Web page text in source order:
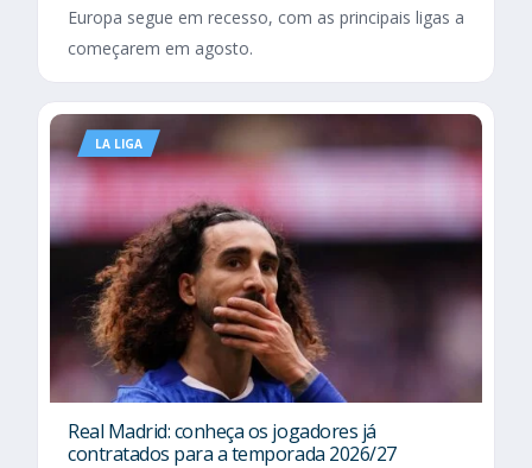
Europa segue em recesso, com as principais ligas a
começarem em agosto.
LA LIGA
Real Madrid: conheça os jogadores já
contratados para a temporada 2026/27